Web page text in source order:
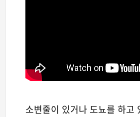
소변줄이 있거나 도뇨를 하고